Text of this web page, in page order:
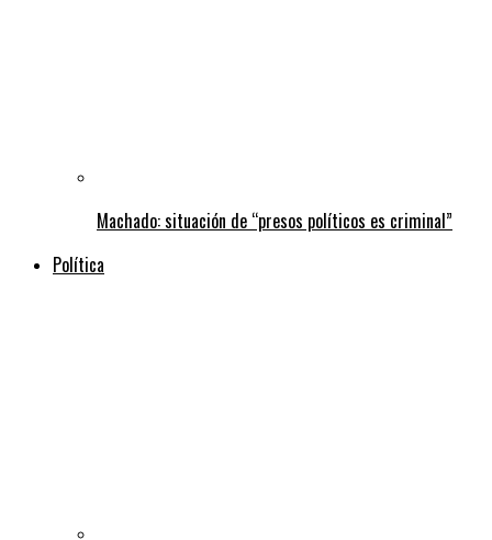
Machado: situación de “presos políticos es criminal”
Política